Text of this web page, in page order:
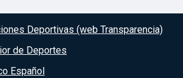
Deportivas (web Transparencia)
de Deportes
Español